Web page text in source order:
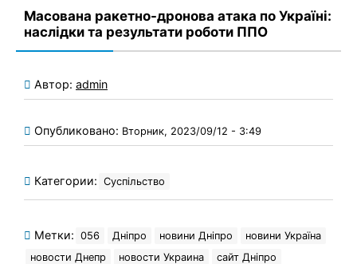
Масована ракетно-дронова атака по Україні:
наслідки та результати роботи ППО
Автор: admin
Опубликовано: Вторник, 2023/09/12 - 3:49
Категории: Суспільство
Метки: 056 Дніпро новини Дніпро
новини Україна
новости Днепр
новости Украина
сайт Дніпро